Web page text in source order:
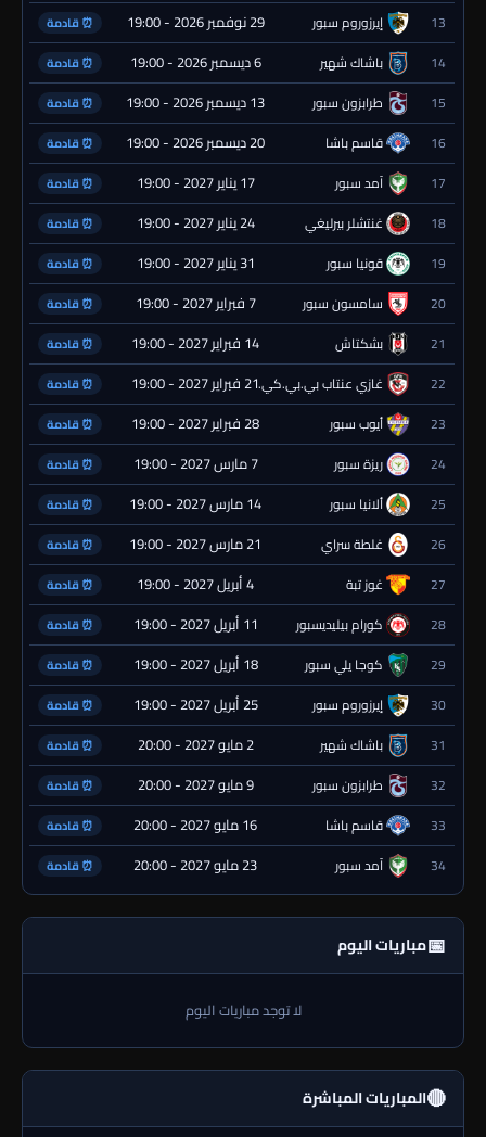
13 إيرزوروم سبور 29 نوفمبر 2026 - 19:00 ⏰ قادمة
14 باشاك شهير 6 ديسمبر 2026 - 19:00 ⏰ قادمة
15 طرابزون سبور 13 ديسمبر 2026 - 19:00 ⏰ قادمة
16 قاسم باشا 20 ديسمبر 2026 - 19:00 ⏰ قادمة
17 آمد سبور 17 يناير 2027 - 19:00 ⏰ قادمة
18 غنتشلر بيرليغي 24 يناير 2027 - 19:00 ⏰ قادمة
19 قونيا سبور 31 يناير 2027 - 19:00 ⏰ قادمة
20 سامسون سبور 7 فبراير 2027 - 19:00 ⏰ قادمة
21 بشكتاش 14 فبراير 2027 - 19:00 ⏰ قادمة
22 غازي عنتاب بي.بي.كي.21 فبراير 2027 - 19:00 ⏰ قادمة
23 أيوب سبور 28 فبراير 2027 - 19:00 ⏰ قادمة
24 ريزة سبور 7 مارس 2027 - 19:00 ⏰ قادمة
25 ألانيا سبور 14 مارس 2027 - 19:00 ⏰ قادمة
26 غلطة سراي 21 مارس 2027 - 19:00 ⏰ قادمة
27 غوز تبة 4 أبريل 2027 - 19:00 ⏰ قادمة
28 كورام بيليديسبور 11 أبريل 2027 - 19:00 ⏰ قادمة
29 كوجا يلي سبور 18 أبريل 2027 - 19:00 ⏰ قادمة
30 إيرزوروم سبور 25 أبريل 2027 - 19:00 ⏰ قادمة
31 باشاك شهير 2 مايو 2027 - 20:00 ⏰ قادمة
32 طرابزون سبور 9 مايو 2027 - 20:00 ⏰ قادمة
33 قاسم باشا 16 مايو 2027 - 20:00 ⏰ قادمة
34 آمد سبور 23 مايو 2027 - 20:00 ⏰ قادمة
📅مباريات اليوم
لا توجد مباريات اليوم
🔴المباريات المباشرة